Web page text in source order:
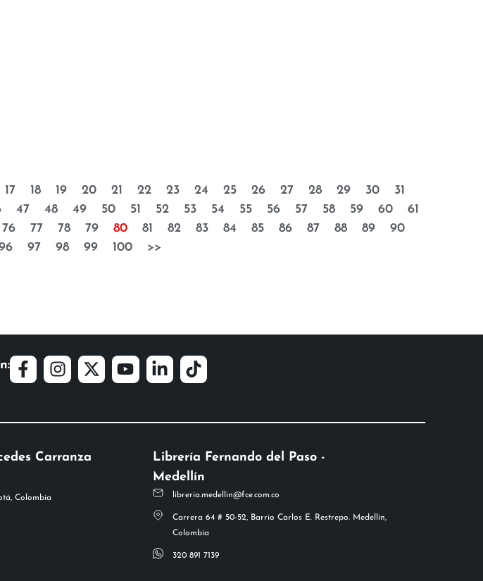
17 18 19 20 21 22 23 24 25 26 27 28 29 30
31
47 48 49 50 51 52 53 54 55 56 57 58 59 60
61
76 77 78 79 80 81 82 83 84 85 86 87 88 89
90
97 98 99 100 >>
Carranza
Colombia
Librería Fernando del Paso -
Medellín
libreria.medellin@fce.com.co
Carrera 64 # 50-52, Barrio Carlos E. Restrepo. Medellín,
Colombia
320 891 7139